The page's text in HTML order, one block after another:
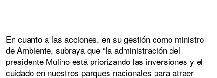
En cuanto a las acciones, en su gestión como ministro
de Ambiente, subraya que “la administración del
presidente Mulino está priorizando las inversiones y el
cuidado en nuestros parques nacionales para atraer